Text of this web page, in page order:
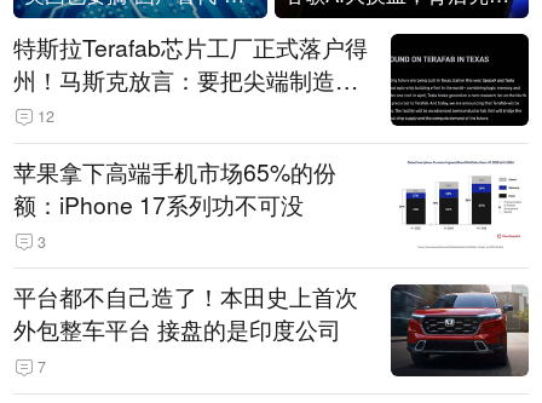
特斯拉Terafab芯片工厂正式落户得
州！马斯克放言：要把尖端制造带
回美国
12
苹果拿下高端手机市场65%的份
额：iPhone 17系列功不可没
3
平台都不自己造了！本田史上首次
外包整车平台 接盘的是印度公司
7